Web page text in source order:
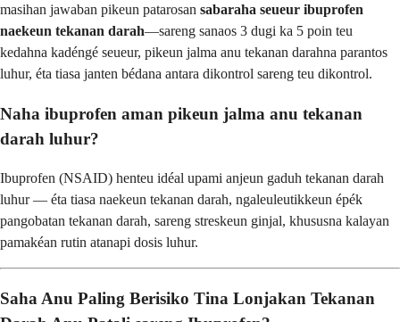
masihan jawaban pikeun patarosan sabaraha seueur ibuprofen
naekeun tekanan darah—sareng sanaos 3 dugi ka 5 poin teu
kedahna kadéngé seueur, pikeun jalma anu tekanan darahna parantos
luhur, éta tiasa janten bédana antara dikontrol sareng teu dikontrol.
Naha ibuprofen aman pikeun jalma anu tekanan
darah luhur?
Ibuprofen (NSAID) henteu idéal upami anjeun gaduh tekanan darah
luhur — éta tiasa naekeun tekanan darah, ngaleuleutikkeun épék
pangobatan tekanan darah, sareng streskeun ginjal, khususna kalayan
pamakéan rutin atanapi dosis luhur.
Saha Anu Paling Berisiko Tina Lonjakan Tekanan